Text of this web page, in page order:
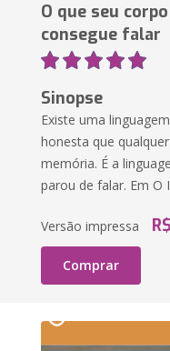
O que seu
consegue falar
Sinopse
Existe uma
honesta que
memória. É a
parou de falar. Em O
Versão impressa
Comprar